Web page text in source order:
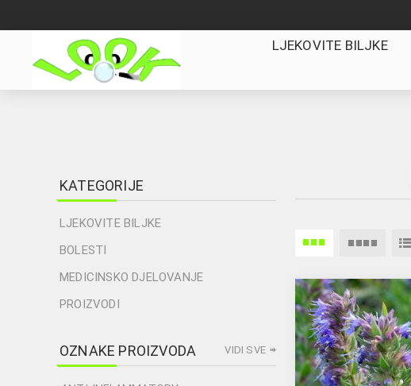
LJEKOVITE BILJKE
KATEGORIJE
LJEKOVITE BILJKE
BOLESTI
MEDICINSKO DJELOVANJE
PROIZVODI
OZNAKE PROIZVODA VIDI SVE